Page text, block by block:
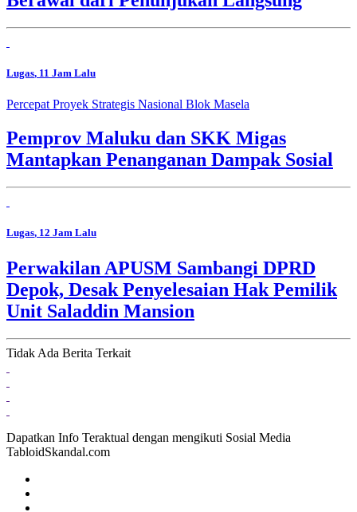
Lugas, 11 Jam Lalu
Percepat Proyek Strategis Nasional Blok Masela
Pemprov Maluku dan SKK Migas
Mantapkan Penanganan Dampak Sosial
Lugas, 12 Jam Lalu
Perwakilan APUSM Sambangi DPRD
Depok, Desak Penyelesaian Hak Pemilik
Unit Saladdin Mansion
Tidak Ada Berita Terkait
Dapatkan Info Teraktual dengan mengikuti Sosial Media
TabloidSkandal.com